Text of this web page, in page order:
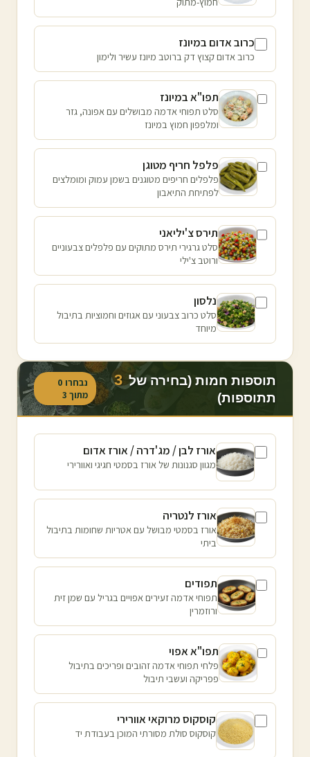
כרוב אדום במיונז
כרוב אדום קצוץ דק ברוטב מיונז עשיר ולימון
תפו"א במיונז
סלט תפוחי אדמה מבושלים עם אפונה, גזר
ומלפפון חמוץ במיונז
פלפל חריף מטוגן
פלפלים חריפים מטוגנים בשמן עמוק ומומלצים
לפתיחת התיאבון
תירס צ'יליאני
סלט גרגירי תירס מתוקים עם פלפלים צבעוניים
ורוטב צ'ילי
נלסון
סלט כרוב צבעוני עם אגוזים וחמוציות בתיבול
מיוחד
תוספות חמות (בחירה של 3
תתוספות)
נבחרו 0
מתוך 3
אורז לבן / מג'דרה / אורז אדום
מגוון סגנונות של אורז בסמטי חגיגי ואוורירי
אורז לנטריה
אורז בסמטי מבושל עם אטריות שחומות בתיבול
ביתי
תפודים
תפוחי אדמה זעירים אפויים בגריל עם שמן זית
ורוזמרין
תפו"א אפוי
פלחי תפוחי אדמה זהובים ופריכים בתיבול
פפריקה ועשבי תיבול
קוסקוס מרוקאי אוורירי
קוסקוס סולת מסורתי המוכן בעבודת יד